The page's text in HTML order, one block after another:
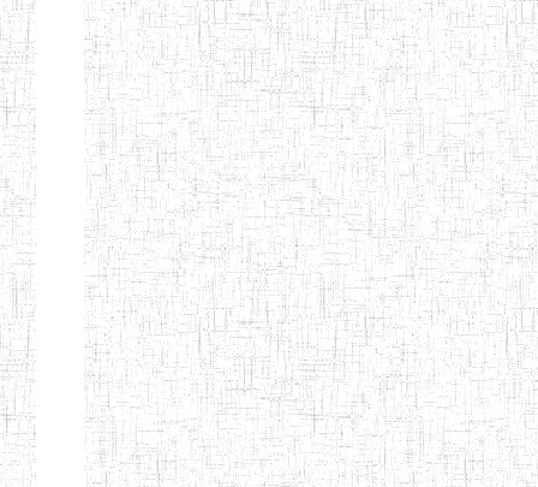
Début Préc. 4 5 6 7 8
9
13
Suivant Fin
Etablissements
d'enseignement
secondaire
technique